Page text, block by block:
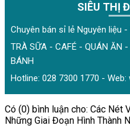
SIÊU THỊ
Chuyên bán sỉ lẻ Nguyên liệu
TRÀ SỮA - CAFÉ - QUÁN ĂN
BÁNH
Hotline: 028 7300 1770 - Web:
Có (0) bình luận cho: Các Nét
Những Giai Đoạn Hình Thành